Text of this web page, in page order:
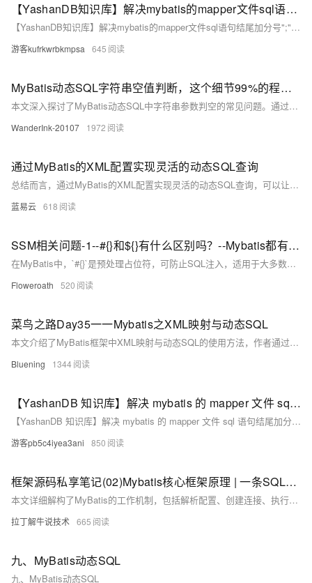
【YashanDB知识库】解决mybatis的mapper文件sql语句结尾加分号";"报错
【YashanDB知识库】解决mybatis的mapper文件sql语句结尾加分号";"报错
游客kufrkwrbkmpsa 645
MyBatis动态SQL字符串空值判断，这个细节99%的程序员都踩过坑！
本文深入探讨了MyBatis动态SQL中字符串参数判空的常见问题。通过具体案例分析，对比了`name != null and name != &#39;&#39;`与`name != null and name != &#39; &#39;`两种写法的差异，指出后者可能引发逻辑混乱。为避免此类问题，建议在后端对参数进行预处理（如trim去空格），简化MyBatis判断逻辑，提升代码健壮性与可维护性。细节决定成败，严谨处理参数判空是写出高质量代码的关键。
WanderInk-20107 1972
通过MyBatis的XML配置实现灵活的动态SQL查询
总结而言，通过MyBatis的XML配置实现灵活的动态SQL查询，可以让开发者以声明式的方式构建SQL语句，既保证了SQL操作的灵活性，又简化了代码的复杂度。这种方式可以显著提高数据库操作的效率和代码的可维护性。
蓝易云 618
SSM相关问题-1--#{}和${}有什么区别吗？--Mybatis都有哪些动态sql？能简述一下动 态sql的执行原理吗？--Spring支持的几种bean的作用域 Scope
在MyBatis中，`#{}`是预处理占位符，可防止SQL注入，适用于大多数参数传递场景；而`${}`是直接字符串替换，不安全，仅用于动态表名、列名等特殊场景。二者在安全性、性能及使用场景上有显著区别。
Floweroath 520
菜鸟之路Day35一一Mybatis之XML映射与动态SQL
本文介绍了MyBatis框架中XML映射与动态SQL的使用方法，作者通过实例详细解析了XML映射文件的配置规范，包括namespace、id和resultType的设置。文章还对比了注解与XML映射的优缺点，强调复杂SQL更适合XML方式。在动态SQL部分，重点讲解了`&lt;if&gt;`、`&lt;where&gt;`、`&lt;set&gt;`、`&lt;foreach&gt;`等标签的应用场景，如条件查询、动态更新和批量删除，并通过代码示例展示了其灵活性与实用性。最后，通过`&lt;sql&gt;`和`&lt;include&gt;`实现代码复用，优化维护效率。
Bluening 1344
【YashanDB 知识库】解决 mybatis 的 mapper 文件 sql 语句结尾加分号";"报错
【YashanDB 知识库】解决 mybatis 的 mapper 文件 sql 语句结尾加分号";"报错
游客pb5c4iyea3ani 850
框架源码私享笔记(02)Mybatis核心框架原理 | 一条SQL透析核心组件功能特性
本文详细解构了MyBatis的工作机制，包括解析配置、创建连接、执行SQL、结果封装和关闭连接等步骤。文章还介绍了MyBatis的五大核心功能特性：支持动态SQL、缓存机制（一级和二级缓存）、插件扩展、延迟加载和SQL注解，帮助读者深入了解其高效灵活的设计理念。
拉丁解牛说技术 665
九、MyBatis动态SQL
九、MyBatis动态SQL